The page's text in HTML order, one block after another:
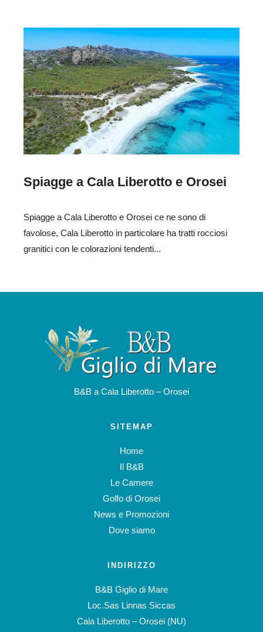
Spiagge a Cala Liberotto e Orosei
Spiagge a Cala Liberotto e Orosei ce ne sono di
favolose, Cala Liberotto in particolare ha tratti rocciosi
granitici con le colorazioni tendenti...
B&B a Cala Liberotto – Orosei
SITEMAP
Home
Il B&B
Le Camere
Golfo di Orosei
News e Promozioni
Dove siamo
INDIRIZZO
B&B Giglio di Mare
Loc.Sas Linnas Siccas
Cala Liberotto – Orosei (NU)